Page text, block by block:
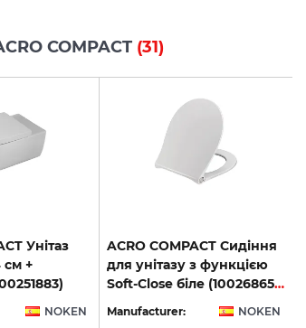
COMPACT (31)
Унітаз
см +
NOKEN
ACRO COMPACT Сидіння
для унітазу з функцією
Soft-Close біле (100268652)
Manufacturer:
NOKEN